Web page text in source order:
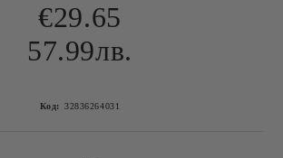
€29.65
57.99лв.
Код: 32836264031